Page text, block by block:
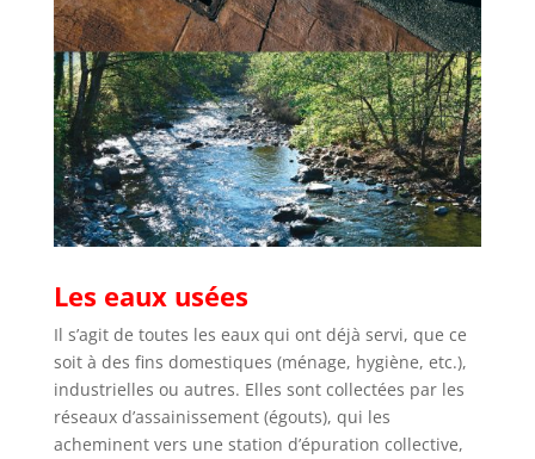
Les eaux usées
Il s’agit de toutes les eaux qui ont déjà servi, que ce
soit à des fins domestiques (ménage, hygiène, etc.),
industrielles ou autres. Elles sont collectées par les
réseaux d’assainissement (égouts), qui les
acheminent vers une station d’épuration collective,